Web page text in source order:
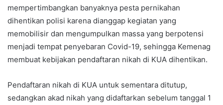
mempertimbangkan banyaknya pesta pernikahan
dihentikan polisi karena dianggap kegiatan yang
memobilisir dan mengumpulkan massa yang berpotensi
menjadi tempat penyebaran Covid-19, sehingga Kemenag
membuat kebijakan pendaftaran nikah di KUA dihentikan.
Pendaftaran nikah di KUA untuk sementara ditutup,
sedangkan akad nikah yang didaftarkan sebelum tanggal 1